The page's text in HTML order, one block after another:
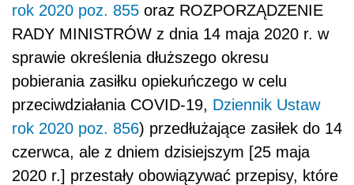
rok 2020 poz. 855 oraz ROZPORZĄDZENIE
RADY MINISTRÓW z dnia 14 maja 2020 r. w
sprawie określenia dłuższego okresu
pobierania zasiłku opiekuńczego w celu
przeciwdziałania COVID-19, Dziennik Ustaw
rok 2020 poz. 856) przedłużające zasiłek do 14
czerwca, ale z dniem dzisiejszym [25 maja
2020 r.] przestały obowiązywać przepisy, które